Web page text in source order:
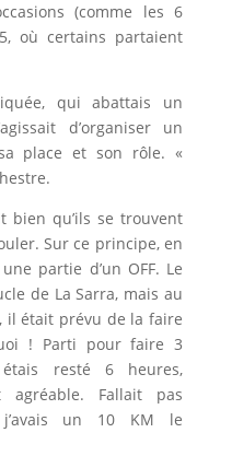
(comme les 6
où certains partaient
qui abattais un
d’organiser un
place et son rôle. «
bien qu’ils se trouvent
Sur ce principe, en
partie d’un OFF. Le
de La Sarra, mais au
il était prévu de la faire
! Parti pour faire 3
resté 6 heures,
agréable. Fallait pas
un 10 KM le